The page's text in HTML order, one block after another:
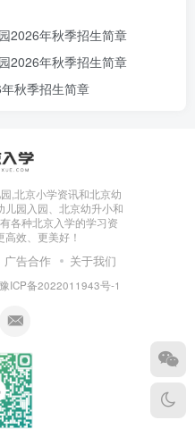
收费标准按上级相关文件
门与您联系。
生
持续招生中（接收转园
介
2026年秋季招生简章
2026年秋季招生简章
秋季招生简章
,北京小学资讯和北京幼
儿园入园、北京幼升小和
各种北京入学的学习资
效、更美好！
广告合作 关于我们
豫ICP备2022011943号-1